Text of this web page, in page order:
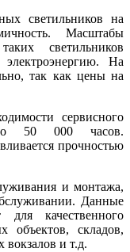
светильников на
Масштабы
светильников
На
так как цены на
сервисного
50 000 часов.
прочностью
и монтажа,
Данные
для качественного
объектов, складов,
и т.д.